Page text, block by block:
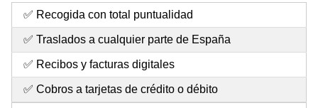
✅ Recogida con total puntualidad
✅ Traslados a cualquier parte de España
✅ Recibos y facturas digitales
✅ Cobros a tarjetas de crédito o débito